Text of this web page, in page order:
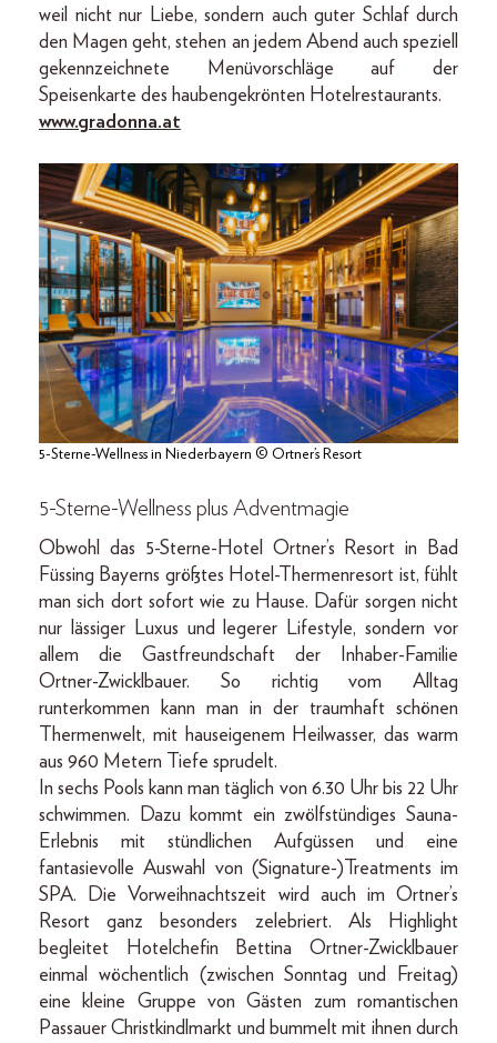
weil nicht nur Liebe, sondern auch guter Schlaf durch
den Magen geht, stehen an jedem Abend auch speziell
gekennzeichnete Menüvorschläge auf der
Speisenkarte des haubengekrönten Hotelrestaurants.
www.gradonna.at
5-Sterne-Wellness in Niederbayern © Ortner’s Resort
5-Sterne-Wellness plus Adventmagie
Obwohl das 5-Sterne-Hotel Ortner’s Resort in Bad
Füssing Bayerns größtes Hotel-Thermenresort ist, fühlt
man sich dort sofort wie zu Hause. Dafür sorgen nicht
nur lässiger Luxus und legerer Lifestyle, sondern vor
allem die Gastfreundschaft der Inhaber-Familie
Ortner-Zwicklbauer. So richtig vom Alltag
runterkommen kann man in der traumhaft schönen
Thermenwelt, mit hauseigenem Heilwasser, das warm
aus 960 Metern Tiefe sprudelt.
In sechs Pools kann man täglich von 6.30 Uhr bis 22 Uhr
schwimmen. Dazu kommt ein zwölfstündiges Sauna-
Erlebnis mit stündlichen Aufgüssen und eine
fantasievolle Auswahl von (Signature-)Treatments im
SPA. Die Vorweihnachtszeit wird auch im Ortner’s
Resort ganz besonders zelebriert. Als Highlight
begleitet Hotelchefin Bettina Ortner-Zwicklbauer
einmal wöchentlich (zwischen Sonntag und Freitag)
eine kleine Gruppe von Gästen zum romantischen
Passauer Christkindlmarkt und bummelt mit ihnen durch